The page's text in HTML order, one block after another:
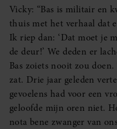
Vicky: “Bas is militair en
thuis met het verhaal dat
Ik riep dan: ‘Dat moet je
de deur!’ We deden er
Bas zoiets nooit zou
zat. Drie jaar geleden
gevoelens had voor een
geloofde mijn oren niet.
nota bene zwanger van